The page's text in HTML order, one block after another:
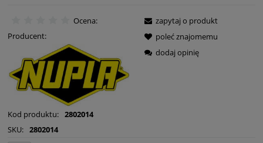
Ocena:
Producent:
Kod produktu: 2802014
SKU: 2802014
zapytaj o produkt
poleć znajomemu
dodaj opinię